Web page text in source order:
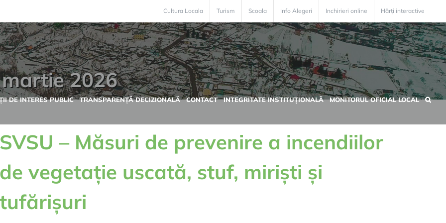
Cultura Locala Turism Scoala Info Alegeri Inchirieri online Hărți interactive
DE INTERES PUBLIC TRANSPARENȚĂ DECIZIONALĂ CONTACT INTEGRITATE INSTITUȚIONALĂ MONITORUL OFICIAL LOCAL
martie 2026
SVSU – Măsuri de prevenire a incendiilor
de vegetație uscată, stuf, miriști și
tufărișuri